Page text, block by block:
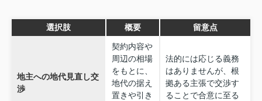
選択肢 概要 留意点
地主への地代見直し交
渉
契約内容や
周辺の相場
をもとに、
地代の据え
置きや引き
法的には応じる義務
はありませんが、根
拠ある主張で交渉す
ることで合意に至る